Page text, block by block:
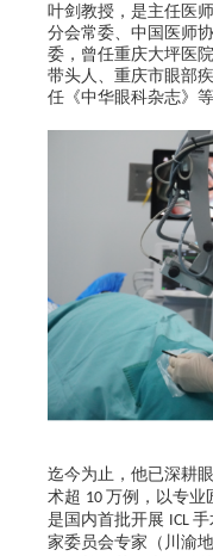
叶剑教授，是主任医
分会常委、中国医师
委，曾任重庆大坪医
带头人、重庆市眼部
任《中华眼科杂志》等
迄今为止，他已深耕
术超 10 万例，以专业
是国内首批开展 ICL 手
家委员会专家（川渝